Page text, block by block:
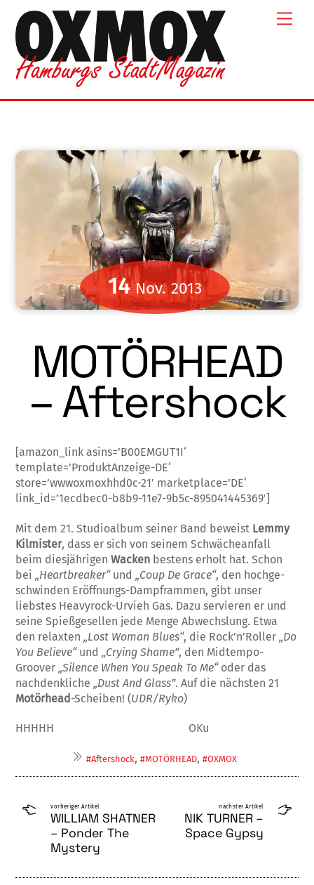
content
14 Nov. 2013
MOTÖRHEAD
– Aftershock
[amazon_link asins=’B00EMGUT1I‘
template=’ProduktAnzeige-DE‘
store=’wwwoxmoxhhd0c-21′ marketplace=’DE‘
link_id=’1ecdbec0-b8b9-11e7-9b5c-895041445369′]
Mit dem 21. Studioalbum seiner Band be­wei­st Lemmy
Kilmister, dass er sich von sei­nem Schwächeanfall
beim diesjährigenWa­ck­en bestens erholt hat. Schon
bei „Heart­brea­ker“und „Coup De Grace“, den hoch­ge­
schwinden Eröffnungs-Dampfram­men, gibt unser
liebstes Heavyrock-Urvieh Gas. Dazu ser­vieren er und
seine Spießgesellen jede Men­­­ge Abwechslung. Et­wa
den relaxten „Lost Woman Blues“, die Rock’n’Roller „Do
You Believe“und „Crying Shame”, den Mid­tempo-
Groover „Silence When You Speak To Me“oder das
nachdenkliche „Dust And Glass”. Auf die nächsten 21
Motörhead -Schei­ben! (UDR/Ryko)
HHHHH OKu
#Aftershock,#MOTÖRHEAD,#OXMOX
vorheriger Artikel
WILLIAM SHATNER
– Ponder The
Mystery
nächster Artikel
NIK TURNER –
Space Gypsy